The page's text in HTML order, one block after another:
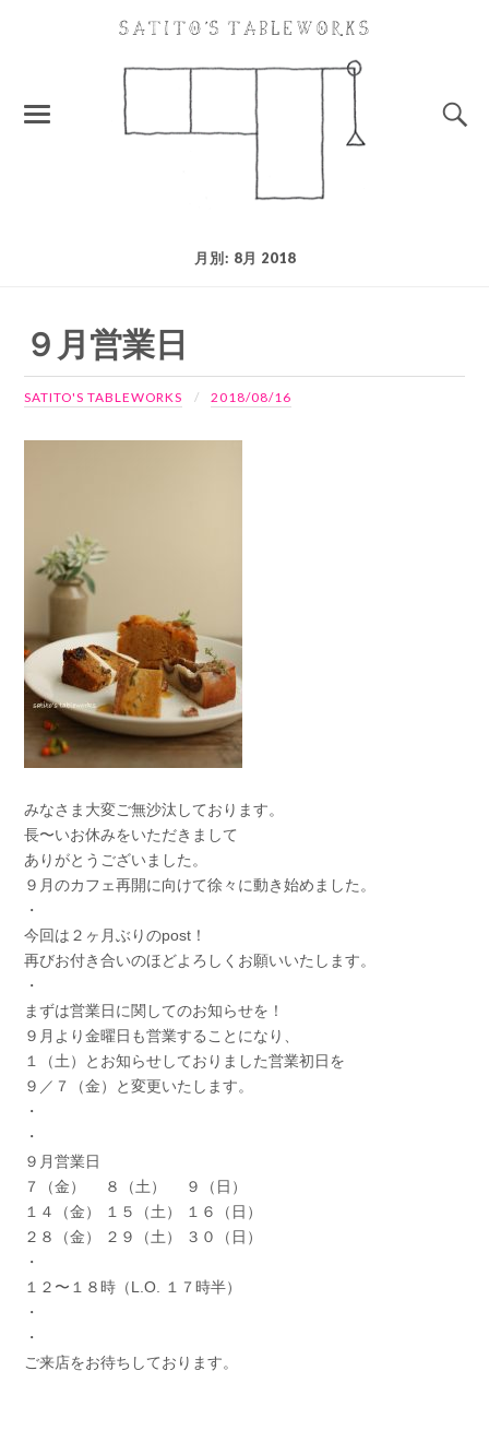
月別: 8月 2018
９月営業日
SATITO'S TABLEWORKS 2018/08/16
みなさま大変ご無沙汰しております。⠀
長〜いお休みをいただきまして⠀
ありがとうございました。⠀
９月のカフェ再開に向けて徐々に動き始めました。⠀
・⠀
今回は２ヶ月ぶりのpost！⠀
再びお付き合いのほどよろしくお願いいたします。⠀
・⠀
まずは営業日に関してのお知らせを！⠀
９月より金曜日も営業することになり、⠀
１（土）とお知らせしておりました営業初日を⠀
９／７（金）と変更いたします。⠀
・⠀
・⠀
９月営業日⠀
７（金） ８（土） ９（日）⠀
１４（金） １５（土） １６（日）⠀
２８（金） ２９（土） ３０（日）⠀
・
１２〜１８時（L.O. １７時半）
・
・⠀
ご来店をお待ちしております。